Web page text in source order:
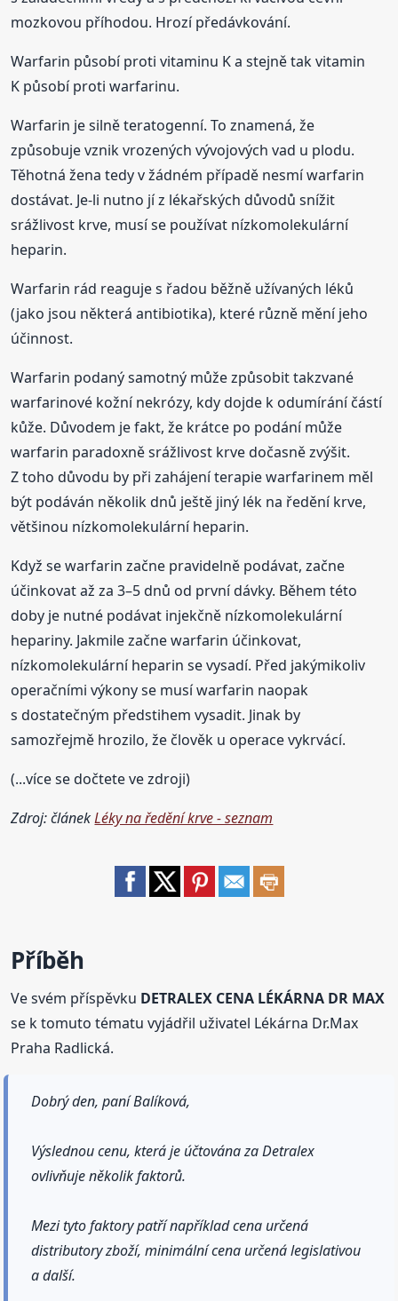
mozkovou příhodou. Hrozí předávkování.
Warfarin působí proti vitaminu K a stejně tak vitamin
K působí proti warfarinu.
Warfarin je silně teratogenní. To znamená, že
způsobuje vznik vrozených vývojových vad u plodu.
Těhotná žena tedy v žádném případě nesmí warfarin
dostávat. Je-li nutno jí z lékařských důvodů snížit
srážlivost krve, musí se používat nízkomolekulární
heparin.
Warfarin rád reaguje s řadou běžně užívaných léků
(jako jsou některá antibiotika), které různě mění jeho
účinnost.
Warfarin podaný samotný může způsobit takzvané
warfarinové kožní nekrózy, kdy dojde k odumírání částí
kůže. Důvodem je fakt, že krátce po podání může
warfarin paradoxně srážlivost krve dočasně zvýšit.
Z toho důvodu by při zahájení terapie warfarinem měl
být podáván několik dnů ještě jiný lék na ředění krve,
většinou nízkomolekulární heparin.
Když se warfarin začne pravidelně podávat, začne
účinkovat až za 3–5 dnů od první dávky. Během této
doby je nutné podávat injekčně nízkomolekulární
hepariny. Jakmile začne warfarin účinkovat,
nízkomolekulární heparin se vysadí. Před jakýmikoliv
operačními výkony se musí warfarin naopak
s dostatečným předstihem vysadit. Jinak by
samozřejmě hrozilo, že člověk u operace vykrvácí.
(...více se dočtete ve zdroji)
Zdroj: článekLéky na ředění krve - seznam
Příběh
Ve svém příspěvku DETRALEX CENA LÉKÁRNA DR MAX
se k tomuto tématu vyjádřil uživatel Lékárna Dr.Max
Praha Radlická.
Dobrý den, paní Balíková,
Výslednou cenu, která je účtována za Detralex
ovlivňuje několik faktorů.
Mezi tyto faktory patří například cena určená
distributory zboží, minimální cena určená legislativou
a další.